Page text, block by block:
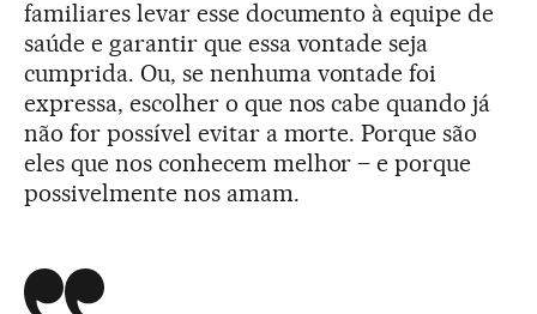
familiares levar esse documento à equipe de
saúde e garantir que essa vontade seja
cumprida. Ou, se nenhuma vontade foi
expressa, escolher o que nos cabe quando já
não for possível evitar a morte. Porque são
eles que nos conhecem melhor – e porque
possivelmente nos amam.